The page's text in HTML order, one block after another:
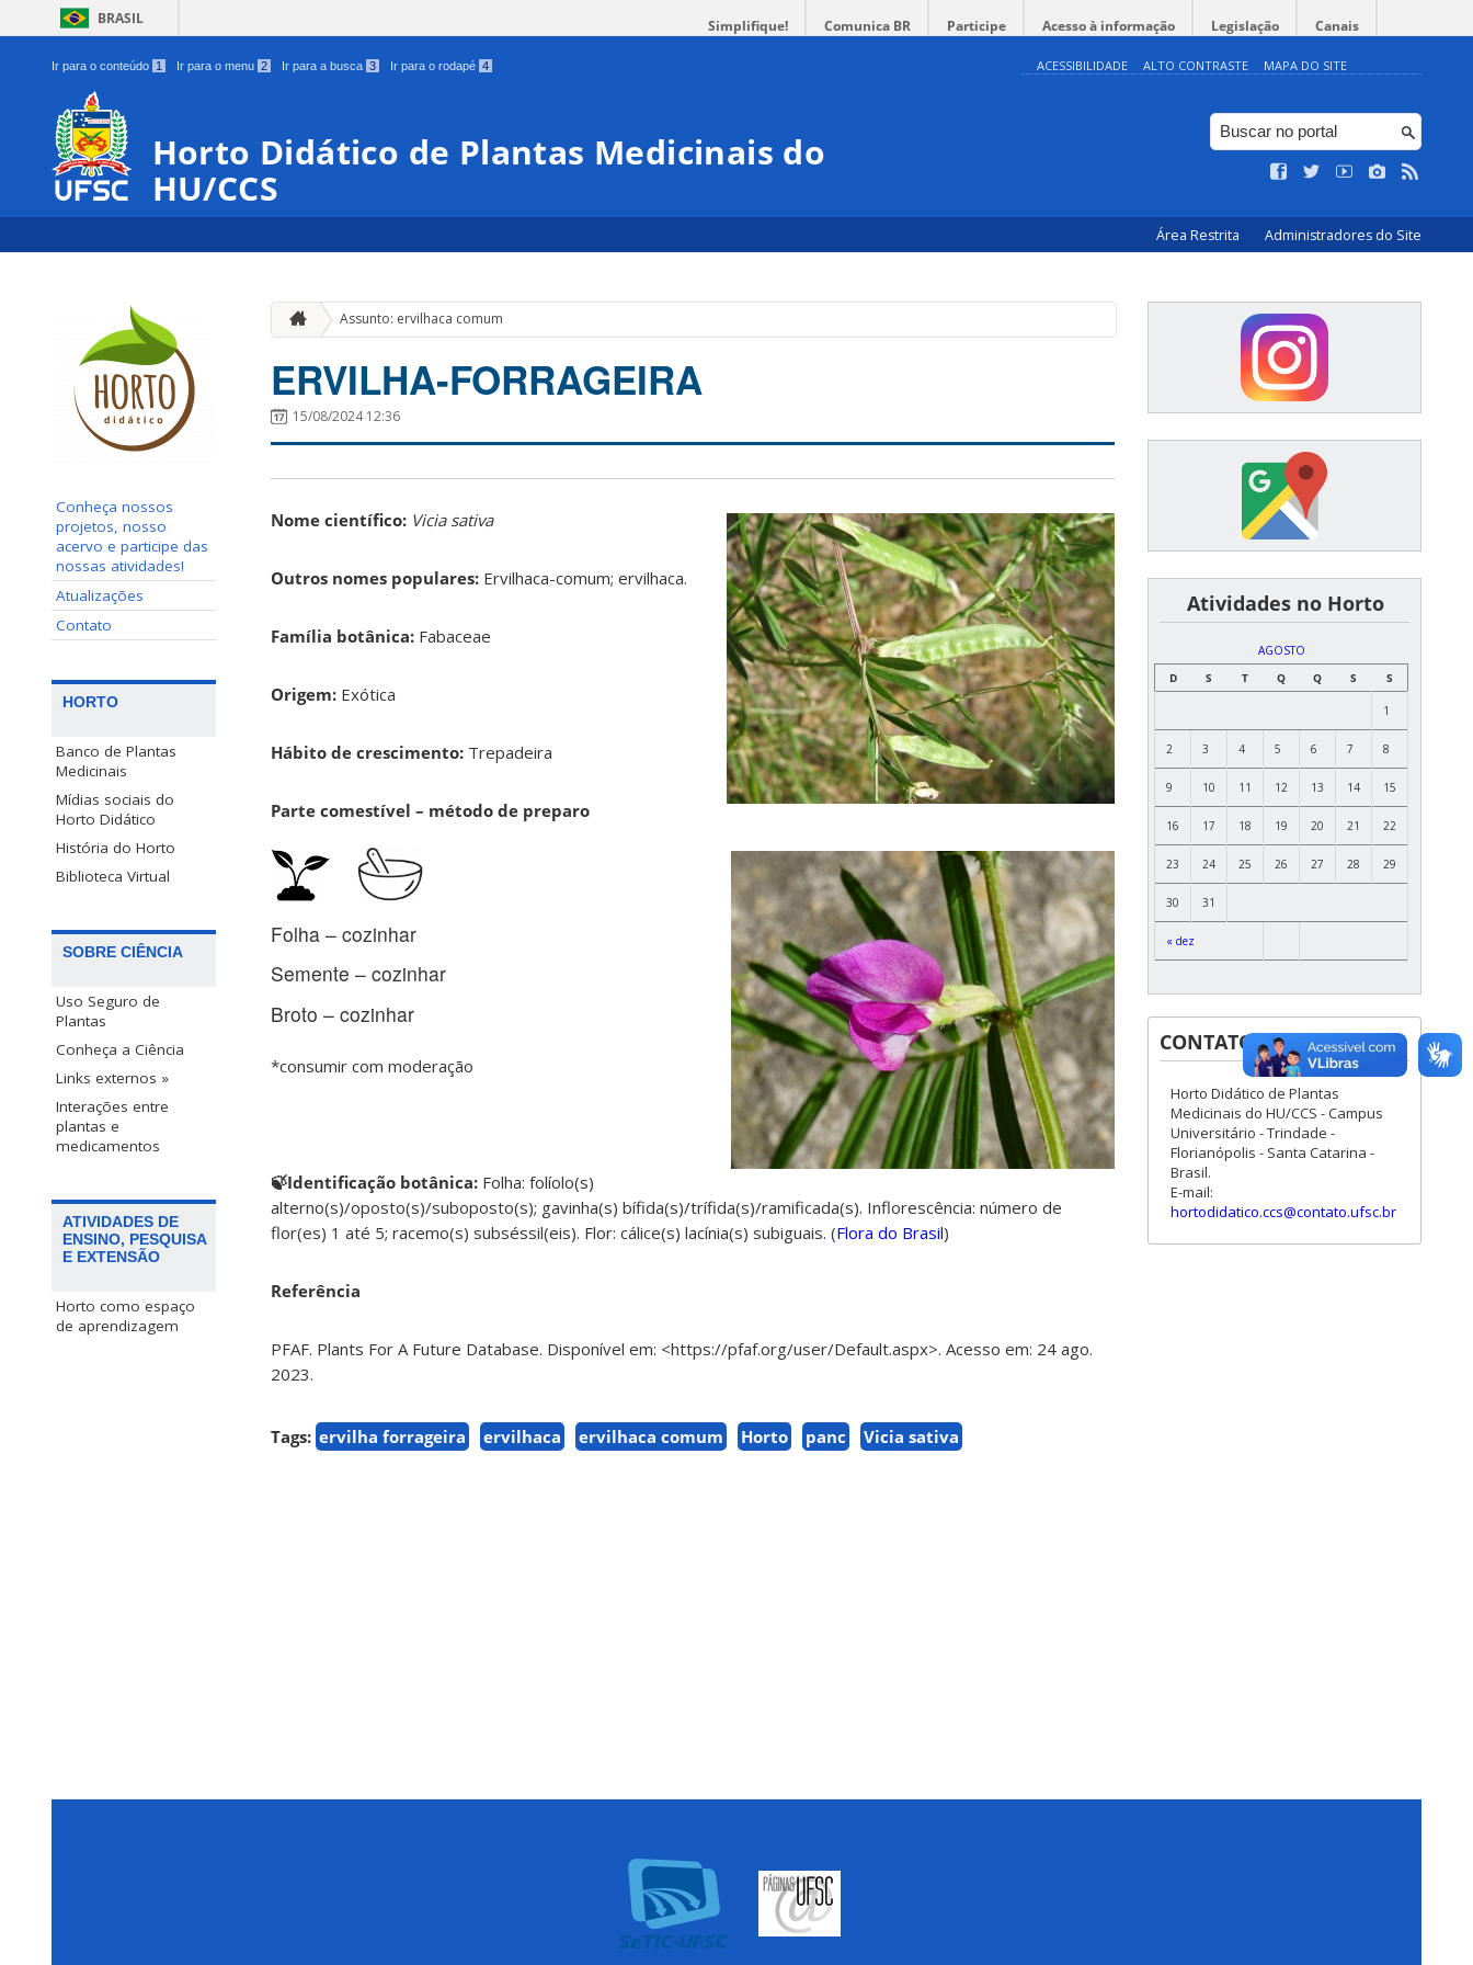
BRASIL Simplifique! Comunica BR Participe Acesso à informação Legislação Canais
Ir para o conteúdo 1 Ir para o menu 2 Ir para a busca 3 Ir para o rodapé 4 ACESSIBILIDADE ALTO CONTRASTE MAPA DO SITE
Horto Didático de Plantas Medicinais do
HU/CCS
Área Restrita Administradores do Site
Conheça nossos
projetos, nosso
acervo e participe das
nossas atividades!
Atualizações
Contato
HORTO
Banco de Plantas
Medicinais
Mídias sociais do
Horto Didático
História do Horto
Biblioteca Virtual
SOBRE CIÊNCIA
Uso Seguro de
Plantas
Conheça a Ciência
Links externos »
Interações entre
plantas e
medicamentos
ATIVIDADES DE
ENSINO, PESQUISA
E EXTENSÃO
Horto como espaço
de aprendizagem
Assunto: ervilhaca comum
ERVILHA-FORRAGEIRA
15/08/2024 12:36
Nome científico: Vicia sativa
Outros nomes populares: Ervilhaca-comum; ervilhaca.
Família botânica: Fabaceae
Origem: Exótica
Hábito de crescimento: Trepadeira
Parte comestível – método de preparo
Folha – cozinhar
Semente – cozinhar
Broto – cozinhar
*consumir com moderação
🍃Identificação botânica: Folha: folíolo(s)
alterno(s)/oposto(s)/suboposto(s); gavinha(s) bífida(s)/trífida(s)/ramificada(s). Inflorescência: número de
flor(es) 1 até 5; racemo(s) subséssil(eis). Flor: cálice(s) lacínia(s) subiguais. (Flora do Brasil)
Referência
PFAF. Plants For A Future Database. Disponível em: <https://pfaf.org/user/Default.aspx>. Acesso em: 24 ago.
2023.
Tags: ervilha forrageira ervilhaca ervilhaca comum Horto panc Vicia sativa
͏ ͏ ͏ ͏ ͏ ͏Atividades no Horto
AGOSTO
D
S T Q Q S S
« dez
1
2 3 4 5 6 7 8
9 10 11 12 13 14 15
16 17 18 19 20 21 22
23 24 25 26 27 28 29
30 31
CONTATOS
Horto Didático de Plantas
Medicinais do HU/CCS - Campus
Universitário - Trindade -
Florianópolis - Santa Catarina -
Brasil.
E-mail:
hortodidatico.ccs@contato.ufsc.br